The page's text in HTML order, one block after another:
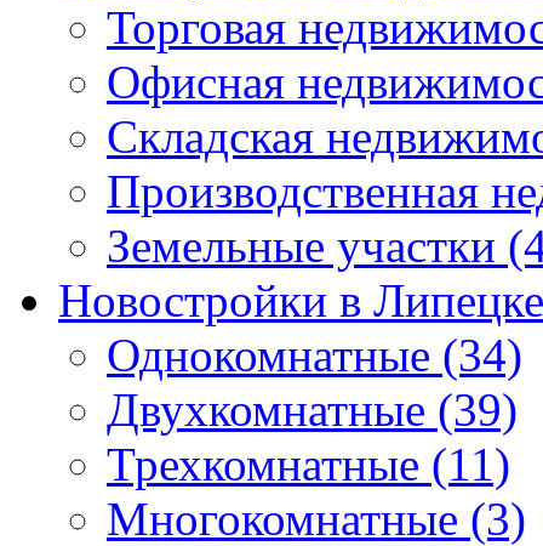
Торговая
Офисная
Складская
Производственная
Земельные участки
Новостройки в Липецке
Однокомнатные (34)
Двухкомнатные (39)
Трехкомнатные (11)
Многокомнатные (3)